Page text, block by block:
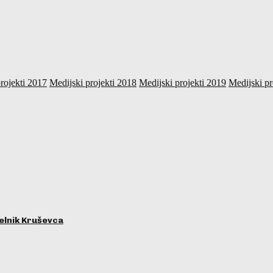
2017 Medijski projekti 2018 Medijski projekti 2019 Medijski
Kruševca